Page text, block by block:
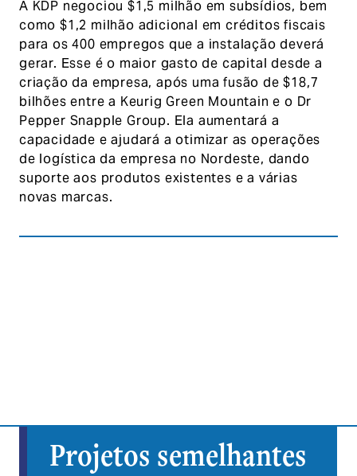
A KDP negociou $1,5 milhão em subsídios, bem
como $1,2 milhão adicional em créditos fiscais
para os 400 empregos que a instalação deverá
gerar. Esse é o maior gasto de capital desde a
criação da empresa, após uma fusão de $18,7
bilhões entre a Keurig Green Mountain e o Dr
Pepper Snapple Group. Ela aumentará a
capacidade e ajudará a otimizar as operações
de logística da empresa no Nordeste, dando
suporte aos produtos existentes e a várias
novas marcas.
Projetos semelhantes